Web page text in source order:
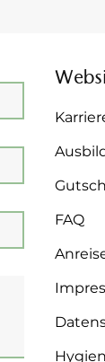
FAQ